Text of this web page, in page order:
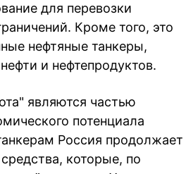
для перевозки
Кроме того, это
нефтяные танкеры,
и нефтепродуктов.
являются частью
потенциала
Россия продолжает
которые, по